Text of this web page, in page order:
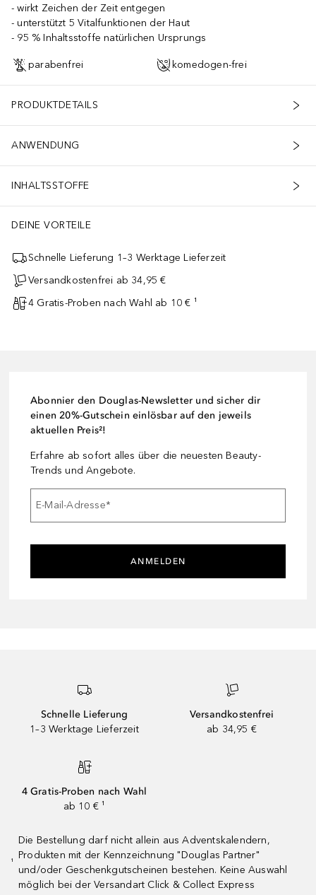
wirkt Zeichen der Zeit entgegen
unterstützt 5 Vitalfunktionen der Haut
95 % Inhaltsstoffe natürlichen Ursprungs
parabenfrei komedogen-frei
PRODUKTDETAILS
ANWENDUNG
INHALTSSTOFFE
DEINE VORTEILE
Schnelle Lieferung 1–3 Werktage Lieferzeit
Versandkostenfrei ab 34,95 €
4 Gratis-Proben nach Wahl ab 10 € ¹
Abonnier den Douglas-Newsletter und sicher dir
einen 20%-Gutschein einlösbar auf den jeweils
aktuellen Preis²!
Erfahre ab sofort alles über die neuesten Beauty-
Trends und Angebote.
E-Mail-Adresse*
ANMELDEN
Schnelle Lieferung
1–3 Werktage Lieferzeit
Versandkostenfrei
ab 34,95 €
4 Gratis-Proben nach Wahl
ab 10 € ¹
¹
Die Bestellung darf nicht allein aus Adventskalendern,
Produkten mit der Kennzeichnung "Douglas Partner"
und/oder Geschenkgutscheinen bestehen. Keine Auswahl
möglich bei der Versandart Click & Collect Express